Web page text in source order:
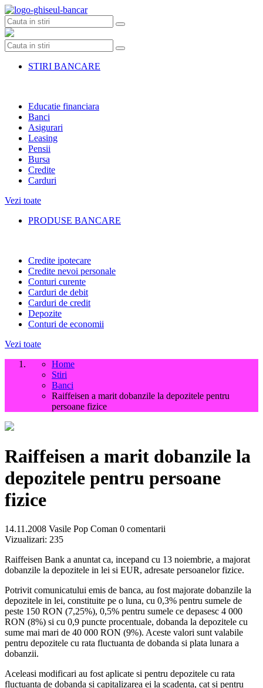
Skip
to
content
STIRI BANCARE
Educatie financiara
Banci
Asigurari
Leasing
Pensii
Bursa
Credite
Carduri
Vezi toate
PRODUSE BANCARE
Credite ipotecare
Credite nevoi personale
Conturi curente
Carduri de debit
Carduri de credit
Depozite
Conturi de economii
Vezi toate
Home
Stiri
Banci
Raiffeisen a marit dobanzile la depozitele pentru
persoane fizice
Raiffeisen a marit dobanzile la
depozitele pentru persoane
fizice
14.11.2008 Vasile Pop Coman 0 comentarii
Vizualizari: 235
Raiffeisen Bank a anuntat ca, incepand cu 13 noiembrie, a majorat
dobanzile la depozitele in lei si EUR, adresate persoanelor fizice.
Potrivit comunicatului emis de banca, au fost majorate dobanzile la
depozitele in lei, constituite pe o luna, cu 0,3% pentru sumele de
peste 150 RON (7,25%), 0,5% pentru sumele ce depasesc 4 000
RON (8%) si cu 0,9 puncte procentuale, dobanda la depozitele cu
sume mai mari de 40 000 RON (9%). Aceste valori sunt valabile
pentru depozitele cu rata fluctuanta de dobanda si plata lunara a
dobanzii.
Aceleasi modificari au fost aplicate si pentru depozitele cu rata
fluctuanta de dobanda si capitalizarea ei la scadenta, cat si pentru